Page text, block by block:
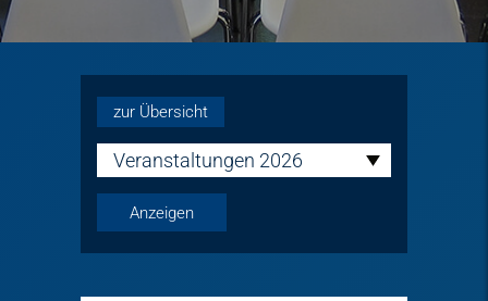
zur Übersicht
Veranstaltungen 2026